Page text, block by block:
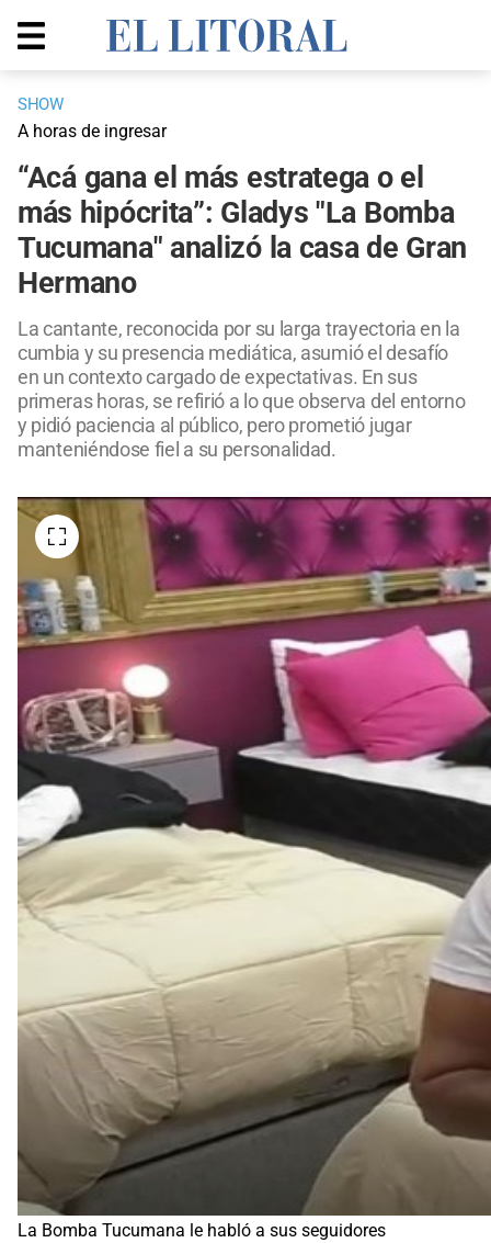
SHOW
A horas de ingresar
“Acá gana el más estratega o el
más hipócrita”: Gladys "La Bomba
Tucumana" analizó la casa de Gran
Hermano
La cantante, reconocida por su larga trayectoria en la
cumbia y su presencia mediática, asumió el desafío
en un contexto cargado de expectativas. En sus
primeras horas, se refirió a lo que observa del entorno
y pidió paciencia al público, pero prometió jugar
manteniéndose fiel a su personalidad.
La Bomba Tucumana le habló a sus seguidores